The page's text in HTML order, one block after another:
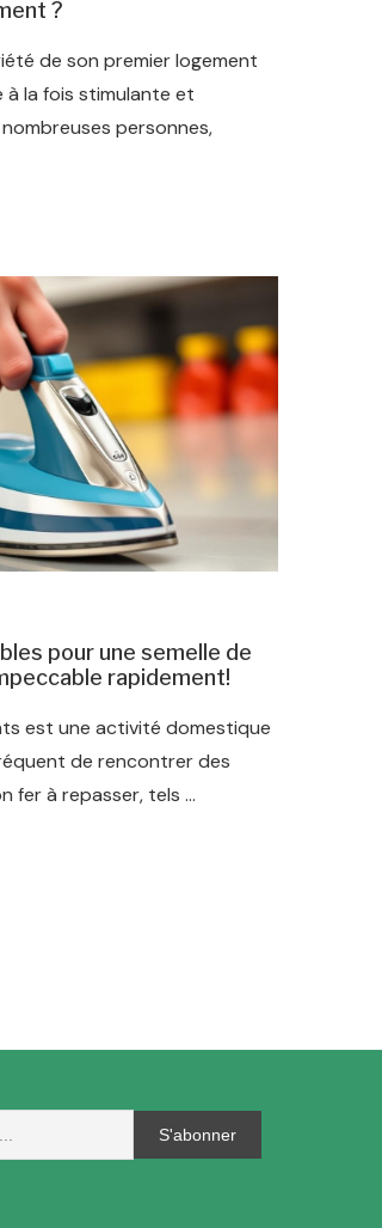
?
de son premier logement
à la fois stimulante et
personnes,
pour une semelle de
rapidement!
est une activité domestique
de rencontrer des
fer à repasser, tels …